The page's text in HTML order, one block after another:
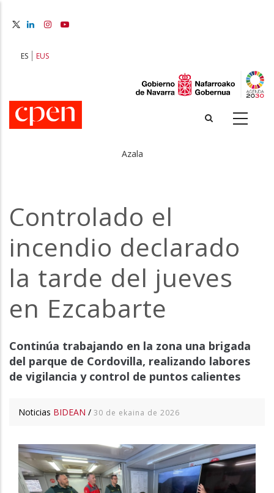
content
ES EUS
Azala
Controlado el
incendio declarado
la tarde del jueves
en Ezcabarte
Continúa trabajando en la zona una brigada
del parque de Cordovilla, realizando labores
de vigilancia y control de puntos calientes
Noticias BIDEAN / 30 de ekaina de 2026